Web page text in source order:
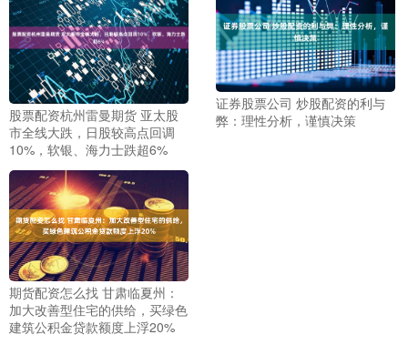
股票配资杭州雷曼期货 亚太股
市全线大跌，日股较高点回调
10%，软银、海力士跌超6%
证券股票公司 炒股配资的利与
弊：理性分析，谨慎决策
期货配资怎么找 甘肃临夏州：
加大改善型住宅的供给，买绿色
建筑公积金贷款额度上浮20%